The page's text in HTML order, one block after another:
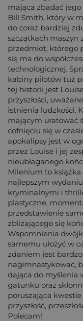
mająca zbadać jego
Bill Smith, który w
do coraz bardziej
szczątkach
przedmiot, którego
się ma do
technologicznej.
kabiny pilotów tuż
tej historii jest
przyszłości,
istnienia ludzkości.
mającym uratować
cofnięciu się w
apokalipsy jest w
przez Louise i jej
nieubłaganego
Milenium to
najlepszym
kryminalnymi i
plastyczne,
przedstawienie
zbliżającego się
Wspomnienia
samemu ułożyć w
zdaniem jest
nagimnastykować,
dająca do myślenia
gatunku oraz
poruszająca
przyszłość,
Polecam!